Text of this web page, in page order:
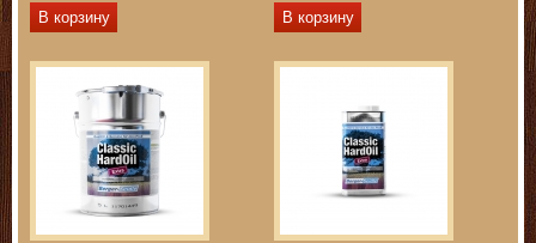
В корзину
В корзину